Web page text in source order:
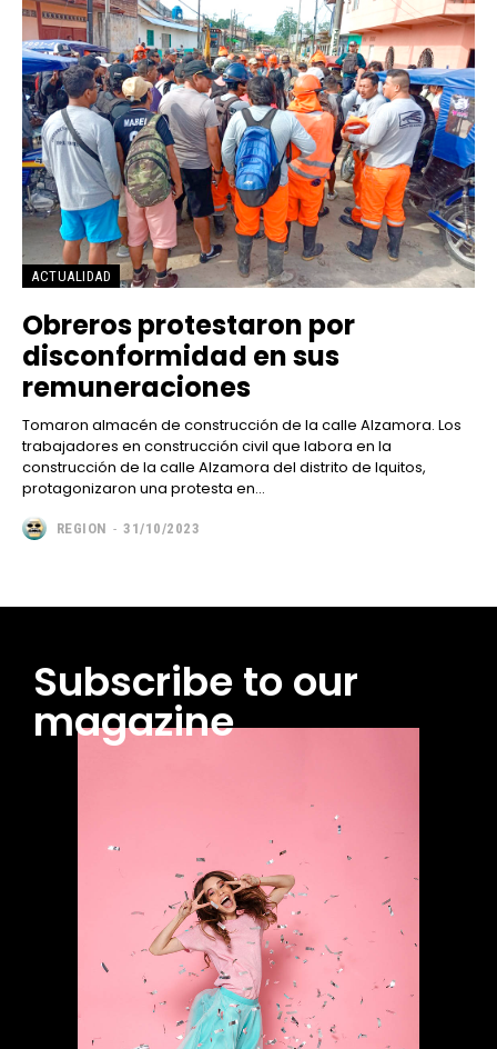
ACTUALIDAD
Obreros protestaron por
disconformidad en sus
remuneraciones
Tomaron almacén de construcción de la calle Alzamora. Los
trabajadores en construcción civil que labora en la
construcción de la calle Alzamora del distrito de Iquitos,
protagonizaron una protesta en...
REGION - 31/10/2023
Subscribe to our
magazine